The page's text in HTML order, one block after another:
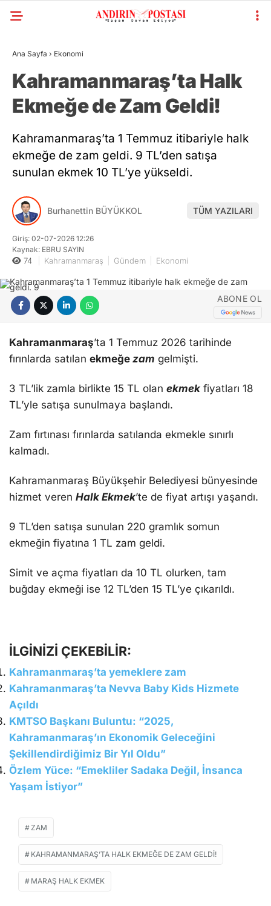
Ana Sayfa › Ekonomi
Kahramanmaraş’ta Halk
Ekmeğe de Zam Geldi!
Kahramanmaraş’ta 1 Temmuz itibariyle halk
ekmeğe de zam geldi. 9 TL’den satışa
sunulan ekmek 10 TL’ye yükseldi.
Burhanettin BÜYÜKKOL TÜM YAZILARI
Giriş: 02-07-2026 12:26
Kaynak: EBRU SAYIN
74 Kahramanmaraş Gündem Ekonomi
ABONE OL
Kahramanmaraş’ta 1 Temmuz 2026 tarihinde
fırınlarda satılan ekmeğe zam gelmişti.
3 TL’lik zamla birlikte 15 TL olan ekmek fiyatları 18
TL’yle satışa sunulmaya başlandı.
Zam fırtınası fırınlarda satılanda ekmekle sınırlı
kalmadı.
Kahramanmaraş Büyükşehir Belediyesi bünyesinde
hizmet veren Halk Ekmek’te de fiyat artışı yaşandı.
9 TL’den satışa sunulan 220 gramlık somun
ekmeğin fiyatına 1 TL zam geldi.
Simit ve açma fiyatları da 10 TL olurken, tam
buğday ekmeği ise 12 TL’den 15 TL’ye çıkarıldı.
İLGİNİZİ ÇEKEBİLİR:
Kahramanmaraş’ta yemeklere zam
Kahramanmaraş’ta Nevva Baby Kids Hizmete
Açıldı
KMTSO Başkanı Buluntu: “2025,
Kahramanmaraş’ın Ekonomik Geleceğini
Şekillendirdiğimiz Bir Yıl Oldu”
Özlem Yüce: “Emekliler Sadaka Değil, İnsanca
Yaşam İstiyor”
ZAM
KAHRAMANMARAŞ’TA HALK EKMEĞE DE ZAM GELDI!
MARAŞ HALK EKMEK